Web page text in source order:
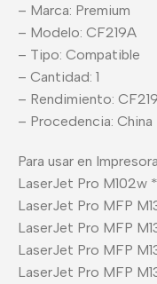
– Marca: Premium
– Modelo: CF219A
– Tipo: Compatible
– Cantidad: 1
– Rendimiento:
– Procedencia: China
Para usar en
LaserJet Pro M102w
LaserJet Pro MFP
LaserJet Pro MFP
LaserJet Pro MFP
LaserJet Pro MFP